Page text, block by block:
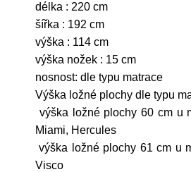
délka : 220 cm
šířka : 192 cm
výška : 114 cm
výška nožek : 15 cm
nosnost: dle typu matrace
Výška ložné plochy dle typu
výška ložné plochy 60 cm u
Miami, Hercules
výška ložné plochy 61 cm u
Visco